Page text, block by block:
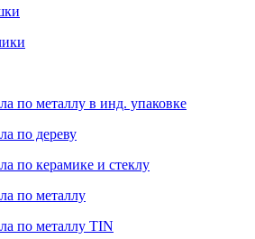
по металлу в инд. упаковке
по дереву
по керамике и стеклу
по металлу
по металлу TIN